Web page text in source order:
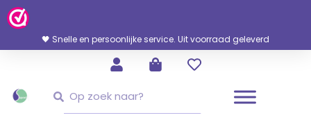
Ga
Naar
Inhoud
🖤 Snelle en persoonlijke service. Uit voorraad geleverd